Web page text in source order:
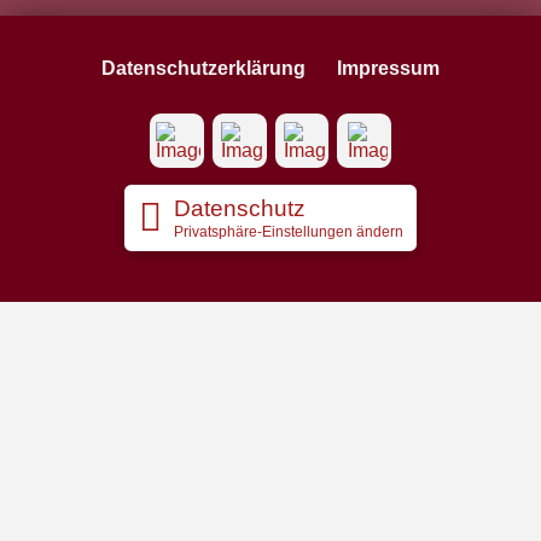
Datenschutzerklärung Impressum
Datenschutz
Privatsphäre-Einstellungen ändern